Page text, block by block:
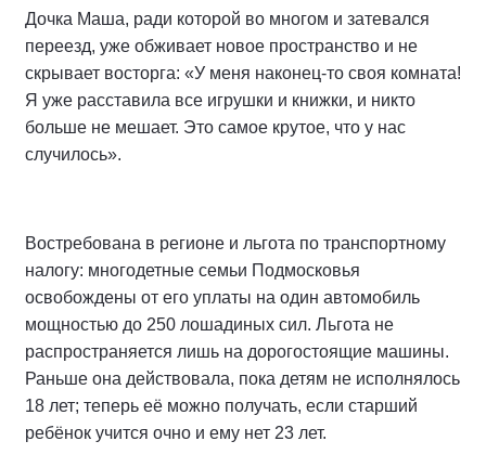
Дочка Маша, ради которой во многом и затевался
переезд, уже обживает новое пространство и не
скрывает восторга: «У меня наконец-то своя комната!
Я уже расставила все игрушки и книжки, и никто
больше не мешает. Это самое крутое, что у нас
случилось».
Востребована в регионе и льгота по транспортному
налогу: многодетные семьи Подмосковья
освобождены от его уплаты на один автомобиль
мощностью до 250 лошадиных сил. Льгота не
распространяется лишь на дорогостоящие машины.
Раньше она действовала, пока детям не исполнялось
18 лет; теперь её можно получать, если старший
ребёнок учится очно и ему нет 23 лет.